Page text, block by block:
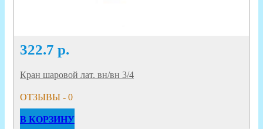
322.7 р.
Кран шаровой лат. вн/вн 3/4
ОТЗЫВЫ - 0
В КОРЗИНУ